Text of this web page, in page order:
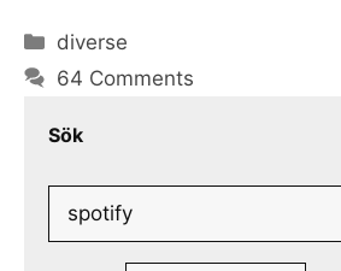
Categories
diverse
64 Comments
Sök
Search